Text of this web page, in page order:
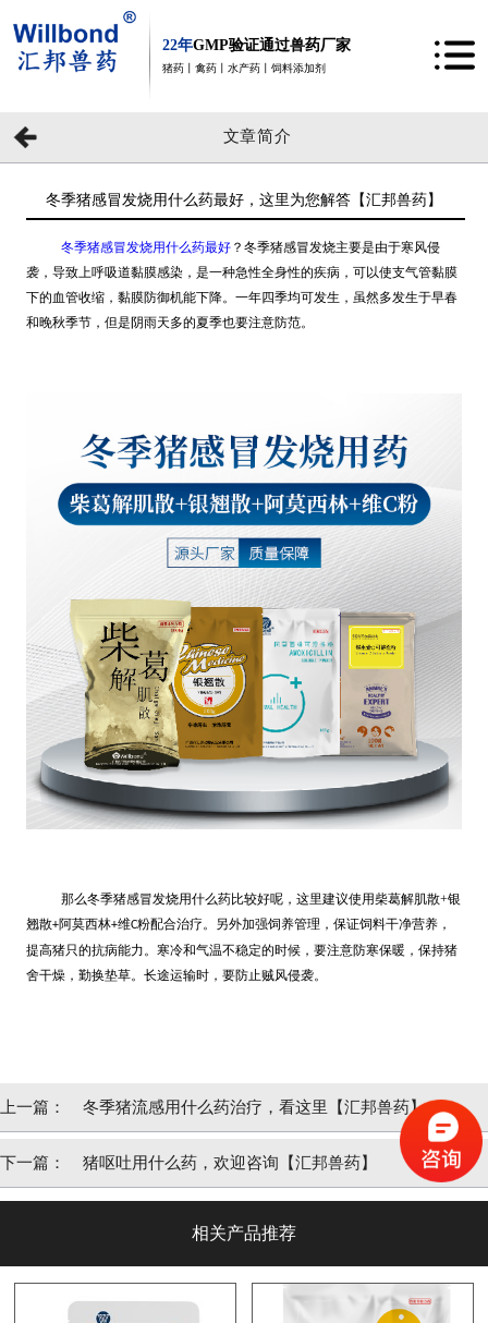
22年GMP验证通过兽药厂家
猪药丨禽药丨水产药丨饲料添加剂
文章简介
冬季猪感冒发烧用什么药最好，这里为您解答【汇邦兽药】
冬季猪感冒发烧用什么药最好？冬季猪感冒发烧主要是由于寒风侵
袭，导致上呼吸道黏膜感染，是一种急性全身性的疾病，可以使支气管黏膜
下的血管收缩，黏膜防御机能下降。一年四季均可发生，虽然多发生于早春
和晚秋季节，但是阴雨天多的夏季也要注意防范。
那么冬季猪感冒发烧用什么药比较好呢，这里建议使用柴葛解肌散+银
翘散+阿莫西林+维C粉配合治疗。另外加强饲养管理，保证饲料干净营养，
提高猪只的抗病能力。寒冷和气温不稳定的时候，要注意防寒保暖，保持猪
舍干燥，勤换垫草。长途运输时，要防止贼风侵袭。
上一篇： 冬季猪流感用什么药治疗，看这里【汇邦兽药】
下一篇： 猪呕吐用什么药，欢迎咨询【汇邦兽药】
相关产品推荐